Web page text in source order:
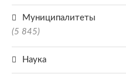
Муниципалитеты
(5 845)
Наука